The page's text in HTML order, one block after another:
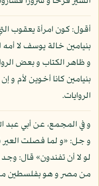
أقول: كون امرأة يعقوب
بنيامين خالة يوسف لا
و ظاهر الكتاب و بعض
بنيامين كانا أخوين لأم و
الروايات.
و في المجمع، عن أبي عبد
و جل: «و لما فصلت
لو لا أن تفندون» قال:
من مصر و هو بفلسطين